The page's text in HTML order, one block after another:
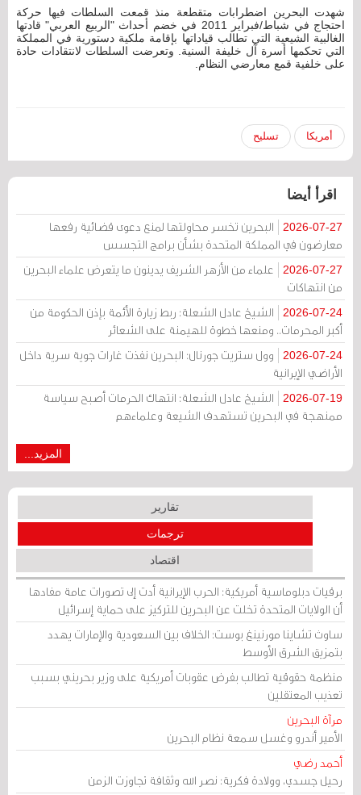
شهدت البحرين اضطرابات متقطعة منذ قمعت السلطات فيها حركة
احتجاج في شباط/فبراير 2011 في خضم أحداث "الربيع العربي" قادتها
الغالبية الشيعية التي تطالب قياداتها بإقامة ملكية دستورية في المملكة
التي تحكمها أسرة آل خليفة السنية. وتعرضت السلطات لانتقادات حادة
على خلفية قمع معارضي النظام.
أمريكا تسليح
اقرأ أيضا
2026-07-27
البحرين تخسر محاولتها لمنع دعوى قضائية رفعها
معارضون في المملكة المتحدة بشأن برامج التجسس
2026-07-27
علماء من الأزهر الشريف يدينون ما يتعرض علماء البحرين
من انتهاكات
2026-07-24
الشيخ عادل الشعلة: ربط زيارة الأئمة بإذن الحكومة من
أكبر المحرمات.. ومنعها خطوة للهيمنة على الشعائر
2026-07-24
وول ستريت جورنال: البحرين نفذت غارات جوية سرية داخل
الأراضي الإيرانية
2026-07-19
الشيخ عادل الشعلة: انتهاك الحرمات أصبح سياسة
ممنهجة في البحرين تستهدف الشيعة وعلماءهم
المزيد...
تقارير
ترجمات
اقتصاد
برقيات دبلوماسية أمريكية: الحرب الإيرانية أدت إلى تصورات عامة مفادها
أن الولايات المتحدة تخلت عن البحرين للتركيز على حماية إسرائيل
ساوث تشاينا مورنينغ بوست: الخلاف بين السعودية والإمارات يهدد
بتمزيق الشرق الأوسط
منظمة حقوقية تطالب بفرض عقوبات أمريكية على وزير بحريني بسبب
تعذيب المعتقلين
مرآة البحرين
الأمير أندرو وغسل سمعة نظام البحرين
أحمد رضي
رحيل جسدي، وولادة فكرية: نصر الله وثقافة تجاوزت الزمن